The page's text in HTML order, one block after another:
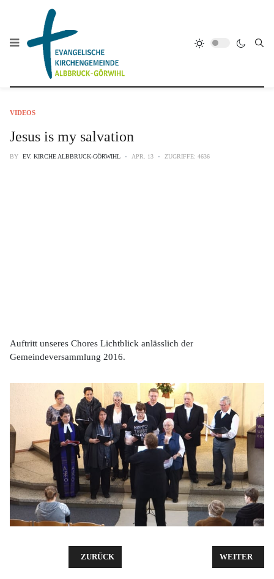
VIDEOS
Jesus is my salvation
BY EV. KIRCHE ALBBRUCK-GÖRWIHL APR. 13 ZUGRIFFE: 4636
Auftritt unseres Chores Lichtblick anlässlich der
Gemeindeversammlung 2016.
VORHERIGER BEITRAG: OH HAPPY DAY
ZURÜCK NÄCHSTER
WEITER